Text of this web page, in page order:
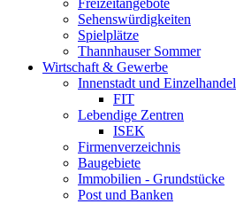
Freizeitangebote
Sehenswürdigkeiten
Spielplätze
Thannhauser Sommer
Wirtschaft & Gewerbe
Innenstadt und Einzelhandel
FIT
Lebendige Zentren
ISEK
Firmenverzeichnis
Baugebiete
Immobilien - Grundstücke
Post und Banken